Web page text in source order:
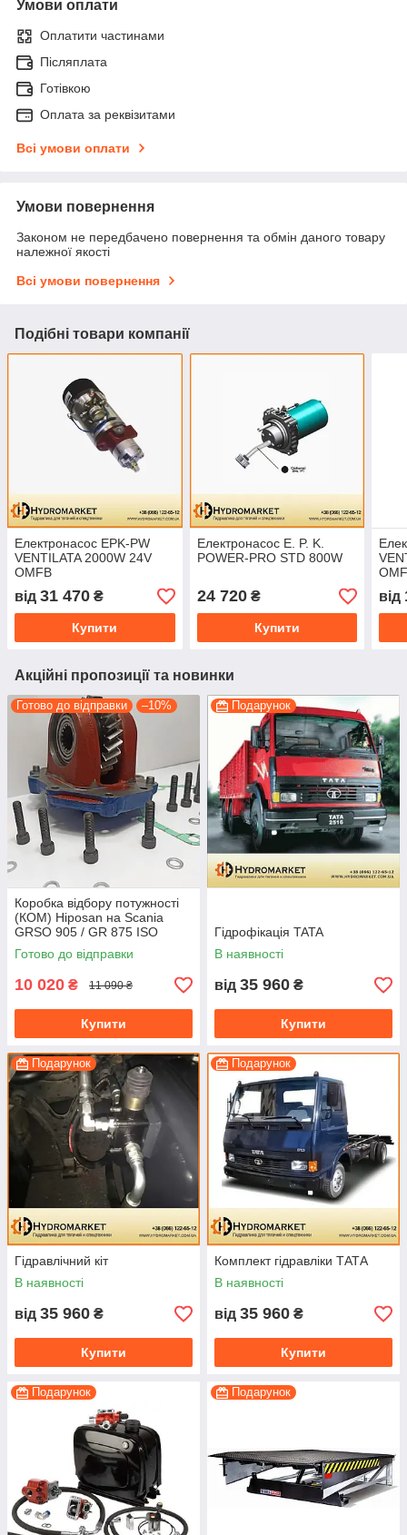
Умови оплати
Оплатити частинами
Післяплата
Готівкою
Оплата за реквізитами
Всі умови оплати
Умови повернення
Законом не передбачено повернення та обмін даного товару
належної якості
Всі умови повернення
Подібні товари компанії
Електронасос EPK-PW
VENTILATA 2000W 24V
OMFB
від 31 470 ₴
Купити
Електронасос E. P. K.
POWER-PRO STD 800W
24 720₴
Купити
від
Акційні пропозиції та новинки
Готово до відправки –10%
Коробка відбору потужності
(КОМ) Hiposan на Scania
GRSO 905 / GR 875 ISO
(пневматична)
Готово до відправки
10 020 ₴ 11 090 ₴
Купити
Подарунок
Гідрофікація TATA
В наявності
від 35 960 ₴
Купити
Подарунок
Гідравлічний кіт
В наявності
від 35 960 ₴
Купити
Подарунок
Комплект гідравліки ТАТА
В наявності
від 35 960 ₴
Купити
Подарунок Подарунок